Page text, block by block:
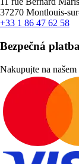
37270 Montlouis-
+33 1 86 47 62 58
Bezpečná platba
Nakupujte na